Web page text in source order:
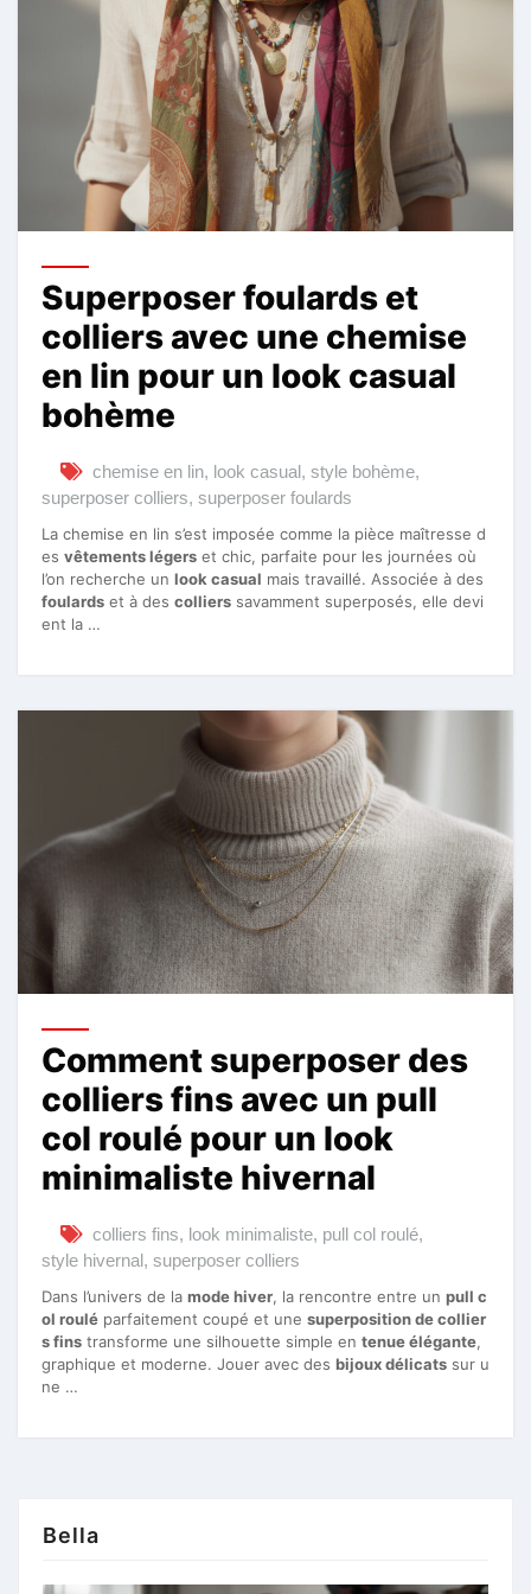
Superposer foulards et
colliers avec une chemise
en lin pour un look casual
bohème
chemise en lin, look casual, style bohème,
superposer colliers, superposer foulards
La chemise en lin s’est imposée comme la pièce maîtresse d
es vêtements légers et chic, parfaite pour les journées où
l’on recherche un look casual mais travaillé. Associée à des
foulards et à des colliers savamment superposés, elle devi
ent la …
Comment superposer des
colliers fins avec un pull
col roulé pour un look
minimaliste hivernal
colliers fins, look minimaliste, pull col roulé,
style hivernal, superposer colliers
Dans l’univers de la mode hiver, la rencontre entre un pull c
ol roulé parfaitement coupé et une superposition de collier
s fins transforme une silhouette simple en tenue élégante,
graphique et moderne. Jouer avec des bijoux délicats sur u
ne …
Bella